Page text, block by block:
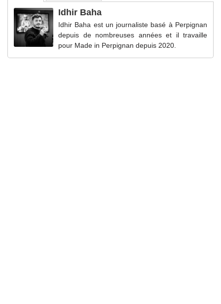
Idhir Baha
Idhir Baha est un journaliste basé à Perpignan
depuis de nombreuses années et il travaille
pour Made in Perpignan depuis 2020.